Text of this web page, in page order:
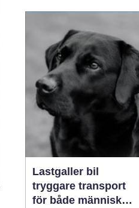
kännas överväldigande,
men med rätt k...
Lastgaller bil
tryggare transport
för både människor